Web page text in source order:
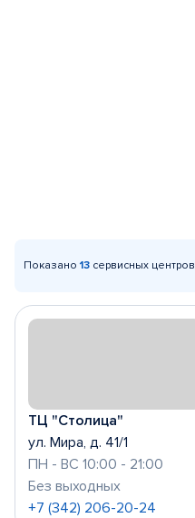
Показано 13 сервисных центров
ТЦ "Столица"
ул. Мира, д. 41/1
ПН - ВС 10:00 - 21:00
Без выходных
+7 (342) 206-20-24